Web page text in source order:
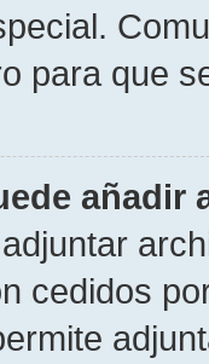
para que
añadir
cedidos